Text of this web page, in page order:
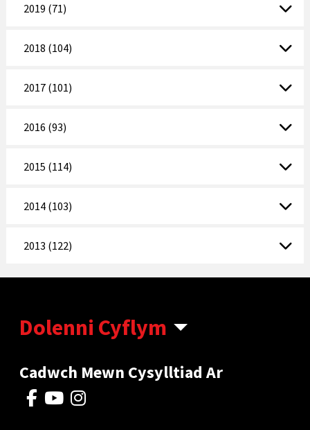
2019 (71)
2018 (104)
2017 (101)
2016 (93)
2015 (114)
2014 (103)
2013 (122)
Dolenni Cyflym
Cadwch Mewn Cysylltiad Ar